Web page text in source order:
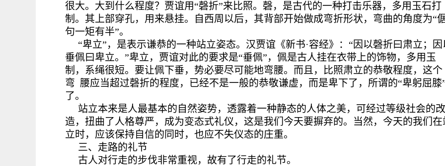
很大。大到什么程度？贾谊用“磬折”来比照。磬，是古代的一种打击乐器，多用玉石打
制。其上部穿孔，用来悬挂。自西周以后，其背部开始做成弯折形状，弯曲的角度为“
句一矩有半”。
“卑立”，是表示谦恭的一种站立姿态。汉贾谊《新书·容经》：“因以磬折曰肃立；因
垂佩曰卑立。”卑立，贾谊对此的要求是“垂佩”，佩是古人挂在衣带上的饰物，多用玉
制，系绳很短。要让佩下垂，势必要尽可能地弯腰。而且，比照肃立的恭敬程度，这个
弯 腰应当超过磬折的程度，已经不是一般的恭敬谦虚，而是卑下了，所谓的“卑躬屈膝
了。
站立本来是人最基本的自然姿势，透露着一种静态的人体之美，可经过等级社会的改
造，扭曲了人格尊严，成为变态式礼仪，这是我们今天要摒弃的。当然，今天的我们在
立时，应该保持自信的同时，也应不失仪态的庄重。
三、走路的礼节
古人对行走的步伐非常重视，故有了行走的礼节。